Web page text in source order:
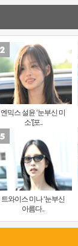
엔믹스 설윤 ‘눈부신 미
소’[포..
트와이스 미나 ‘눈부신
아름다..